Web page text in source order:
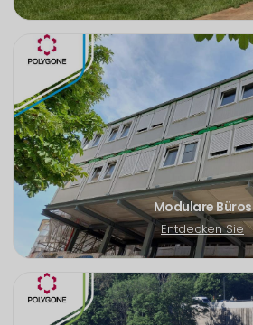
Modulare Büros
Entdecken Sie